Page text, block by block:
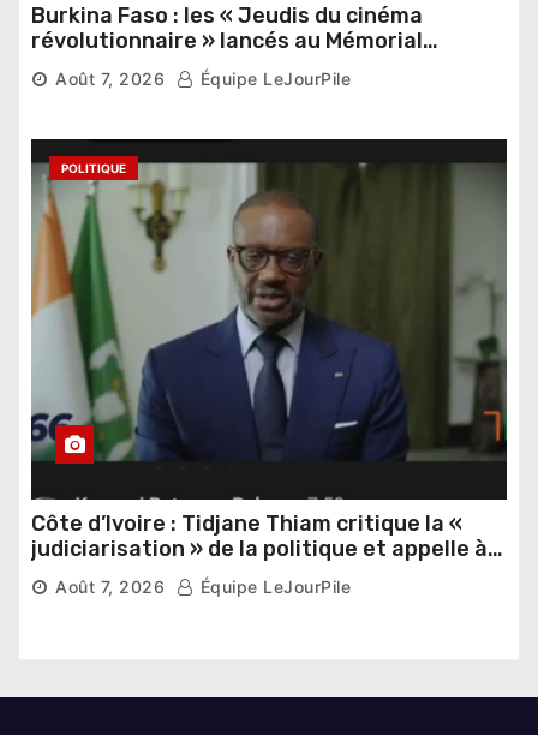
Burkina Faso : les « Jeudis du cinéma
révolutionnaire » lancés au Mémorial
Thomas Sankara
Août 7, 2026 Équipe LeJourPile
POLITIQUE
Côte d’Ivoire : Tidjane Thiam critique la «
judiciarisation » de la politique et appelle à
poursuivre l’apaisement
Août 7, 2026 Équipe LeJourPile